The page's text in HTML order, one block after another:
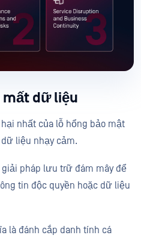
mất dữ liệu
nhất của lỗ hổng bảo mật
liệu nhạy cảm.
pháp lưu trữ đám mây để
tin độc quyền hoặc dữ liệu
là đánh cắp danh tính cá